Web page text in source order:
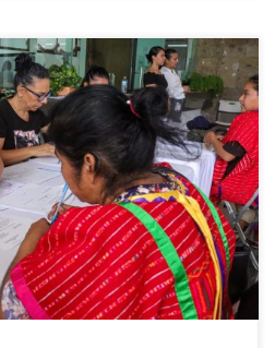
los diversos apoyos
Indígenas” del Sistema DIF,
de este sector vulnerable,
encabezada por la
Cynthia Valenzuela López .